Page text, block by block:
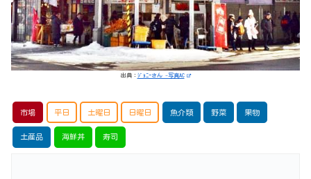
出典： ｼﾞｮﾆｰさん -写真AC
市場 平日 土曜日 日曜日 魚介類 野菜 果物
土産品 海鮮丼 寿司